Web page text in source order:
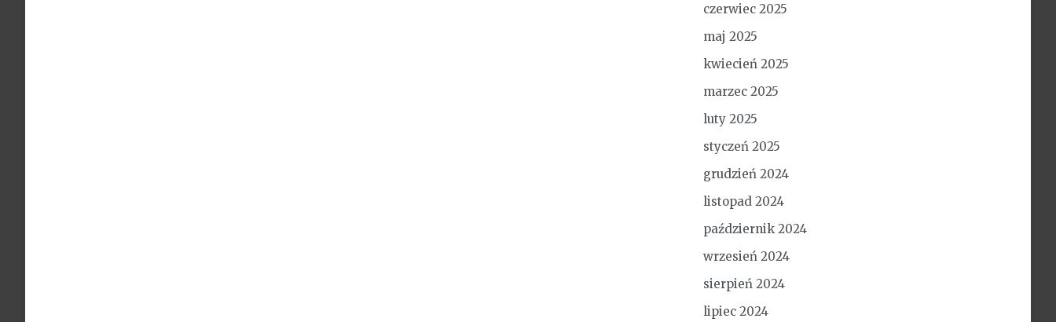
czerwiec 2025
maj 2025
kwiecień 2025
marzec 2025
luty 2025
styczeń 2025
grudzień 2024
listopad 2024
październik 2024
wrzesień 2024
sierpień 2024
lipiec 2024